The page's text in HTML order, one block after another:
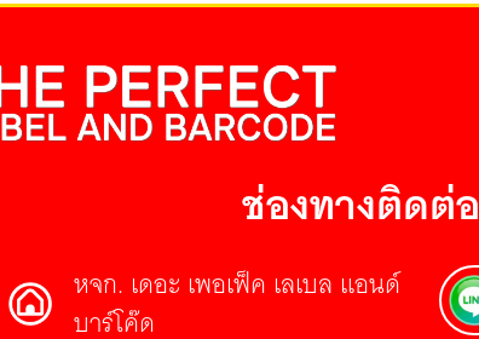
ช่องทางติดต่อ
หจก. เดอะ เพอเฟ็ค เลเบล แอนด์
บาร์โค๊ด